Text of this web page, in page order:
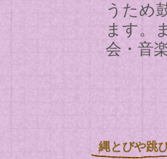
うため
ます。
会・音
縄とびや跳